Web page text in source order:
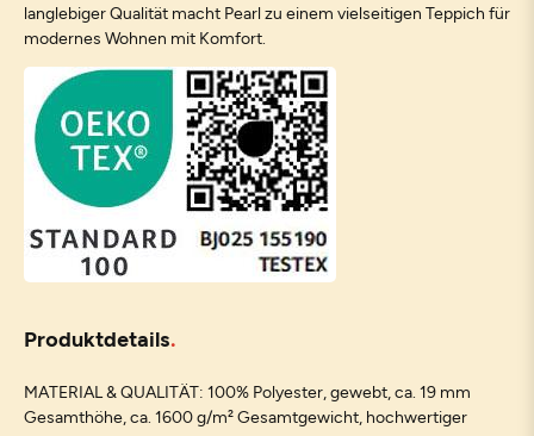
langlebiger Qualität macht Pearl zu einem vielseitigen Teppich für
modernes Wohnen mit Komfort.
Produktdetails
MATERIAL & QUALITÄT: 100% Polyester, gewebt, ca. 19 mm
Gesamthöhe, ca. 1600 g/m² Gesamtgewicht, hochwertiger